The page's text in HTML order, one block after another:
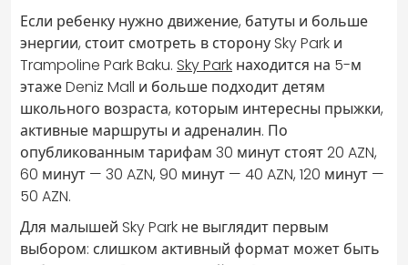
Если ребенку нужно движение, батуты и больше
энергии, стоит смотреть в сторону Sky Park и
Trampoline Park Baku. Sky Park находится на 5-м
этаже Deniz Mall и больше подходит детям
школьного возраста, которым интересны прыжки,
активные маршруты и адреналин. По
опубликованным тарифам 30 минут стоят 20 AZN,
60 минут — 30 AZN, 90 минут — 40 AZN, 120 минут —
50 AZN.
Для малышей Sky Park не выглядит первым
выбором: слишком активный формат может быть